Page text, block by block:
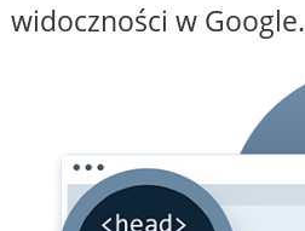
widoczności w Google.